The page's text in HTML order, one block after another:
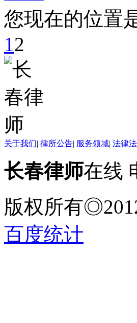
您现在的位置
12
关于我们| 律所公告| 服务领域| 法律
长春律师在线
版权所有
百度统计